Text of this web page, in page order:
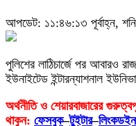
আপডেট: ১১:৪৬:১৩ পূর্বাহ্ন,
পুলিশের লাঠিচার্জে পর আবারও
ইউনাইটেড ইন্টারন্যাশনাল
অর্থনীতি ও শেয়ারবাজারের
থাকুন: ফেসবুক–টুইটার–লিংকডইন